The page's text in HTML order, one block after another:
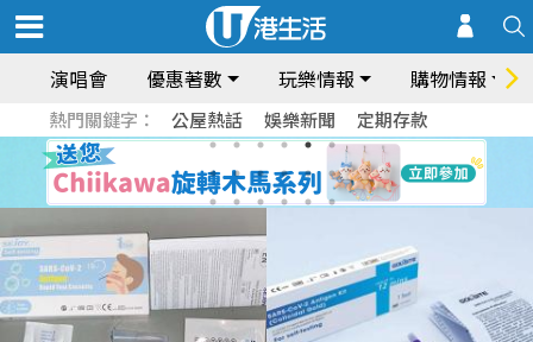
演唱會 優惠著數 玩樂情報 購物情報
熱門關鍵字： 公屋熱話 娛樂新聞 定期存款